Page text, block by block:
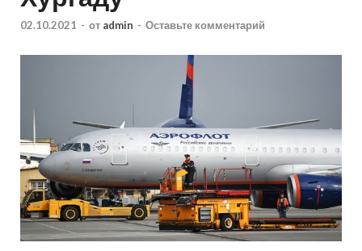
02.10.2021 - от admin - Оставьте комментарий